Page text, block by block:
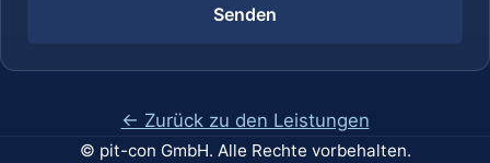
Senden
← Zurück zu den Leistungen
© pit-con GmbH. Alle Rechte vorbehalten.